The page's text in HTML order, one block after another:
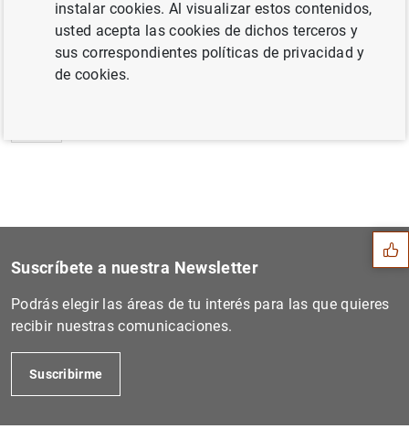
Siguiente
Estado financiero consolida...
Sugerencias
Suscríbete a nuestra Newsletter
Podrás elegir las áreas de tu interés para las que quieres
recibir nuestras comunicaciones.
Suscribirme
instalar cookies. Al visualizar estos contenidos,
usted acepta las cookies de dichos terceros y
sus correspondientes políticas de privacidad y
de cookies.